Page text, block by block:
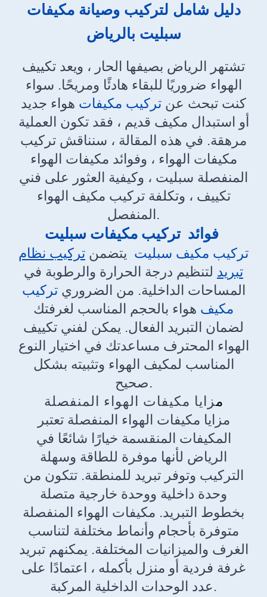
دليل شامل لتركيب وصيانة مكيفات
سبليت بالرياض
تشتهر الرياض بصيفها الحار ، ويعد تكييف
الهواء ضروريًا للبقاء هادئًا ومريحًا. سواء
كنت تبحث عن تركيب مكيفات هواء جديد
أو استبدال مكيف قديم ، فقد تكون العملية
مرهقة. في هذه المقالة ، سنناقش تركيب
مكيفات الهواء ، وفوائد مكيفات الهواء
المنفصلة سبليت ، وكيفية العثور على فني
تكييف ، وتكلفة تركيب مكيف الهواء
المنفصل.
تركيب مكيف سبليت يتضمن تركيب نظام
تبريد لتنظيم درجة الحرارة والرطوبة في
المساحات الداخلية. من الضروريتركيب
مكيف هواء بالحجم المناسب لغرفتك
لضمان التبريد الفعال. يمكن لفني تكييف
الهواء المحترف مساعدتك في اختيار النوع
المناسب لمكيف الهواء وتثبيته بشكل
صحيح.
مزايا مكيفات الهواء المنفصلة
مزايا مكيفات الهواء المنفصلة تعتبر
المكيفات المنقسمة خيارًا شائعًا في
الرياض لأنها موفرة للطاقة وسهلة
التركيب وتوفر تبريد للمنطقة. تتكون من
وحدة داخلية ووحدة خارجية متصلة
بخطوط التبريد. مكيفات الهواء المنفصلة
متوفرة بأحجام وأنماط مختلفة لتناسب
الغرف والميزانيات المختلفة. يمكنهم تبريد
غرفة فردية أو منزل بأكمله ، اعتمادًا على
عدد الوحدات الداخلية المركبة.